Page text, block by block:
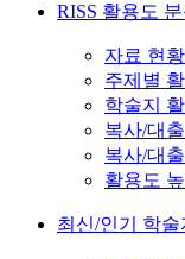
RISS 활용도 분
자료 현
주제별
학술지
복사/대
복사/대
활용도
최신/인기 학술